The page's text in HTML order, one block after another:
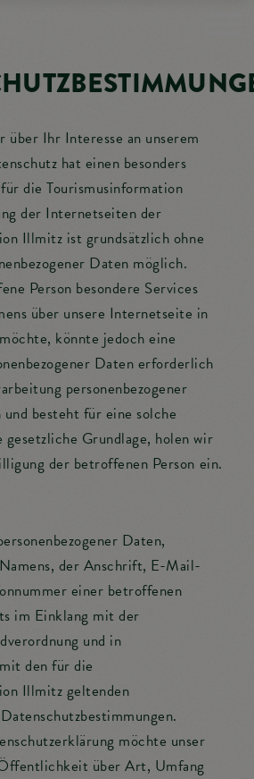
über Ihr Interesse an unserem
hat einen besonders
die Tourismusinformation
der Internetseiten der
Illmitz ist grundsätzlich ohne
Daten möglich.
Person besondere Services
über unsere Internetseite in
könnte jedoch eine
Daten erforderlich
personenbezogener
besteht für eine solche
Grundlage, holen wir
der betroffenen Person ein.
Daten,
der Anschrift, E-Mail-
einer betroffenen
im Einklang mit der
und in
den für die
Illmitz geltenden
möchte unser
über Art, Umfang